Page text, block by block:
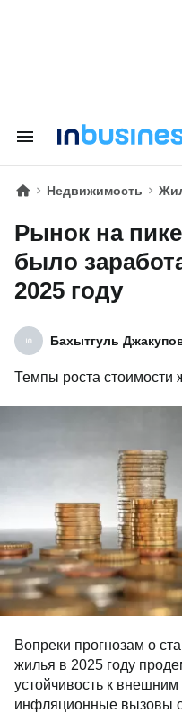
Недвижимость
Рынок на
было
2025 году
Бахытгуль
Темпы роста стоимости
Вопреки прогнозам о
жилья в 2025 году
устойчивость к
инфляционные вызовы